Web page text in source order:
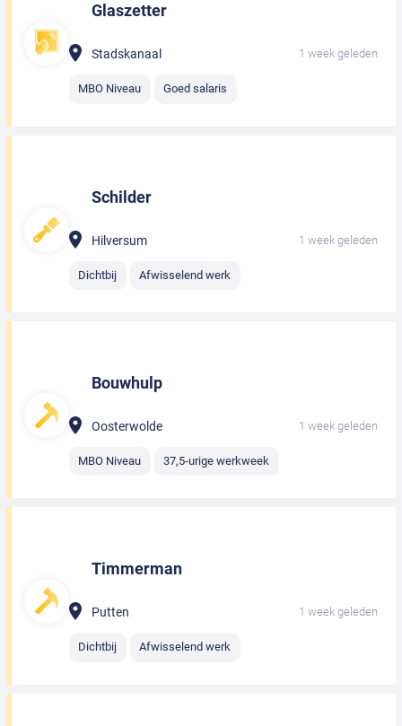
Glaszetter
Stadskanaal 1 week geleden
MBO Niveau Goed salaris
Schilder
Hilversum 1 week geleden
Dichtbij Afwisselend werk
Bouwhulp
Oosterwolde 1 week geleden
MBO Niveau 37,5-urige werkweek
Timmerman
Putten 1 week geleden
Dichtbij Afwisselend werk